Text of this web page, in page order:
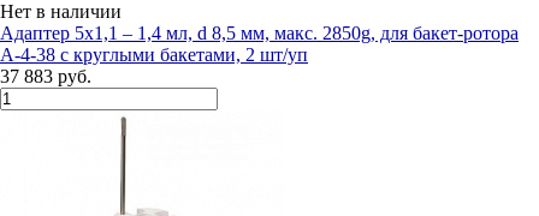
Нет в наличии
Адаптер 5х1,1 – 1,4 мл, d 8,5 мм, макс. 2850g, для бакет-ротора
А-4-38 с круглыми бакетами, 2 шт/уп
37 883 руб.